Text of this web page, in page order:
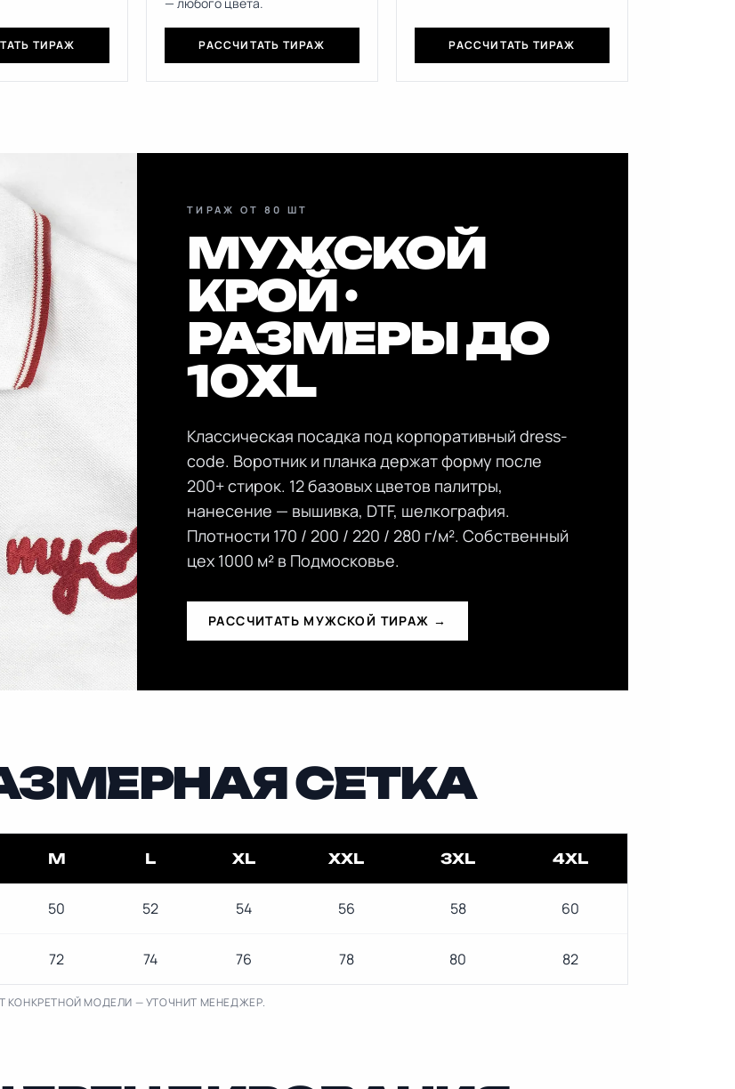
ТИРАЖ РАССЧИТАТЬ ТИРАЖ РАССЧИТАТЬ ТИРАЖ
ТИРАЖ ОТ 80 ШТ
МУЖСКОЙ
КРОЙ ·
РАЗМЕРЫ ДО
10XL
Классическая посадка под корпоративный dress-
code. Воротник и планка держат форму после
200+ стирок. 12 базовых цветов палитры,
нанесение — вышивка, DTF, шелкография.
Плотности 170 / 200 / 220 / 280 г/м². Собственный
цех 1000 м² в Подмосковье.
РАССЧИТАТЬ МУЖСКОЙ ТИРАЖ →
СЕТКА
M L XL XXL 3XL 4XL
50 52 54 56 58 60
72 74 76 78 80 82
КОНКРЕТНОЙ МОДЕЛИ — УТОЧНИТ МЕНЕДЖЕР.